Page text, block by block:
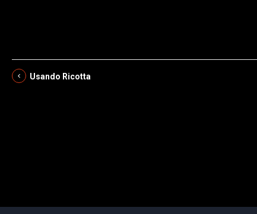
Usando Ricotta